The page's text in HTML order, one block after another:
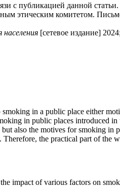
с публикацией данной статьи.
этическим комитетом.
населения [сетевое издание]
in a public place either
in public places introduced in
also the motives for smoking in
the practical part of the
impact of various factors on